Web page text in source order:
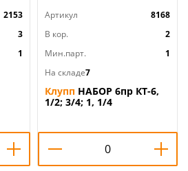
2153
3
1
Артикул
8168
В кор.
2
Мин.парт.
1
На складе7
Клупп НАБОР 6пр КТ-6,
1/2; 3/4; 1, 1/4